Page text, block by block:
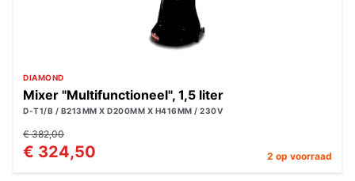
DIAMOND
Mixer "Multifunctioneel", 1,5 liter
D-T1/B / B213MM X D200MM X H416MM / 230V
€ 382,00
€ 324,50 2 op voorraad